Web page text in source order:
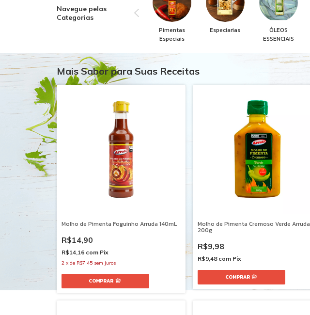
Navegue pelas
Categorias
Pimentas
Especiais
Especiarias
ÓLEOS
ESSENCIAIS
Mais Sabor para Suas Receitas
Molho de Pimenta Foguinho Arruda 140mL
R$14,90
R$14,16 com Pix
2 x de R$7,45 sem juros
Molho de Pimenta Cremoso Verde Arruda
200g
R$9,98
R$9,48 com Pix